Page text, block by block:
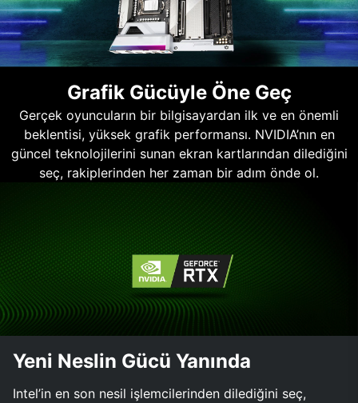
Grafik Gücüyle Öne Geç
Gerçek oyuncuların bir bilgisayardan ilk ve en önemli
beklentisi, yüksek grafik performansı. NVIDIA’nın en
güncel teknolojilerini sunan ekran kartlarından dilediğini
seç, rakiplerinden her zaman bir adım önde ol.
Yeni Neslin Gücü Yanında
Intel’in en son nesil işlemcilerinden dilediğini seç,